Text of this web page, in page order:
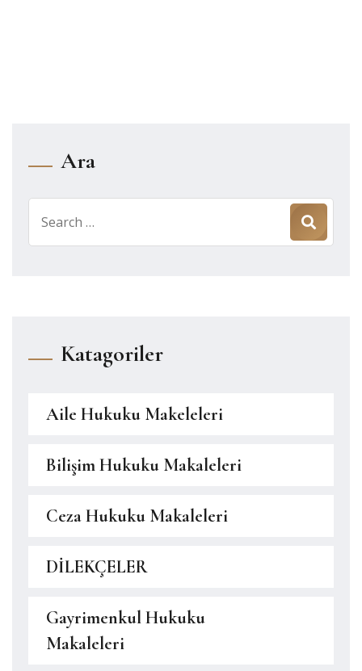
Ara
for:
Katagoriler
Aile Hukuku Makeleleri
Bilişim Hukuku Makaleleri
Ceza Hukuku Makaleleri
DİLEKÇELER
Gayrimenkul Hukuku
Makaleleri